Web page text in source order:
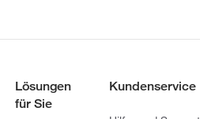
Lösungen
für Sie
Kundenservice